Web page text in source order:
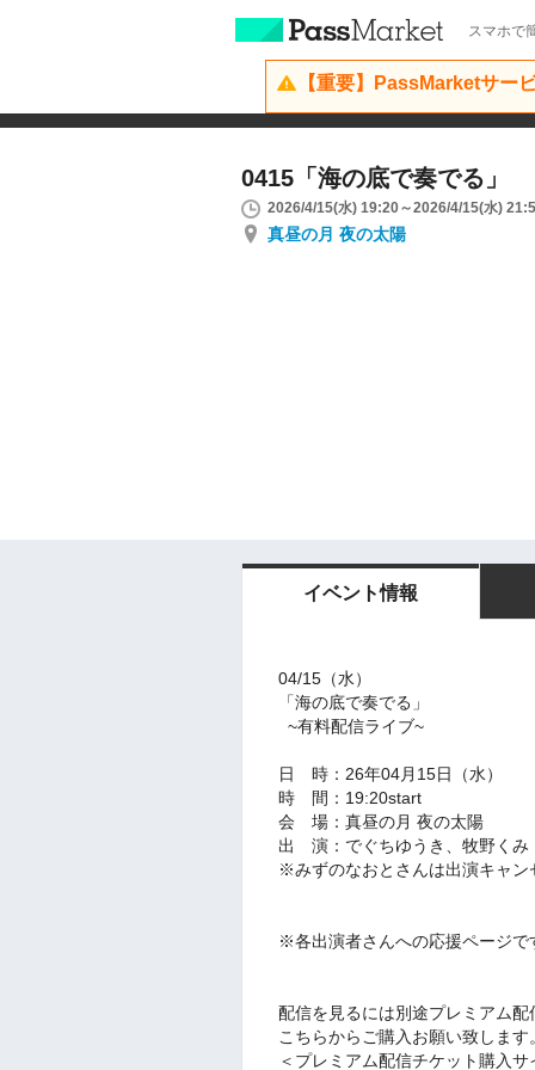
スマホで
【重要】PassMarketサー
0415「海の底で奏でる」
2026/4/15(水) 19:20～2026/4/15(水)
真昼の月 夜の太陽
イベント情報
04/15（水）
「海の底で奏でる」
~有料配信ライブ~
日 時：26年04月15日（水）
時 間：19:20start
会 場：真昼の月 夜の太陽
出 演：でぐちゆうき、牧野く
※みずのなおとさんは出演キャン
※各出演者さんへの応援ページで
配信を見るには別途プレミアム
こちらからご購入お願い致します
＜プレミアム配信チケット購入サ